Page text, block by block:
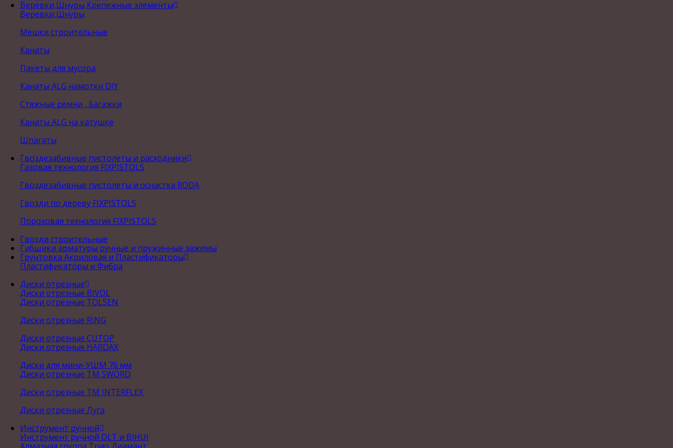
Веревки,Шнуры,Крепежные элементы
Веревки,Шнуры
Мешки строительные
Канаты
Пакеты для мусора
Канаты ALG намотки DIY
Стяжные ремни , Багажки
Канаты ALG на катушке
Шпагаты
Гвоздезабивные пистолеты и расходники
Газовая технология FIXPISTOLS
Гвоздезабивные пистолеты и оснастка RODA
Гвозди по дереву FIXPISTOLS
Пороховая технология FIXPISTOLS
Гвозди строительные
Гибщики арматуры ручные и пружинные зажимы
Грунтовка Акриловая и Пластификаторы
Пластификаторы и Фибра
Диски отрезные
Диски отрезные BIVOL
Диски отрезные TOLSEN
Диски отрезные RING
Диски отрезные CUTOP
Диски отрезные HARDAX
Диски для мини-УШМ 76 мм
Диски отрезные ТМ SWORD
Диски отрезные ТМ INTERFLEX
Диски отрезные Луга
Инструмент ручной
Инструмент ручной DLT и BIHUI